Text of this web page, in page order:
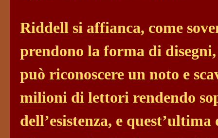
Riddell si affianca, come
prendono la forma di
può riconoscere un noto e
milioni di lettori rendendo
dell’esistenza, e